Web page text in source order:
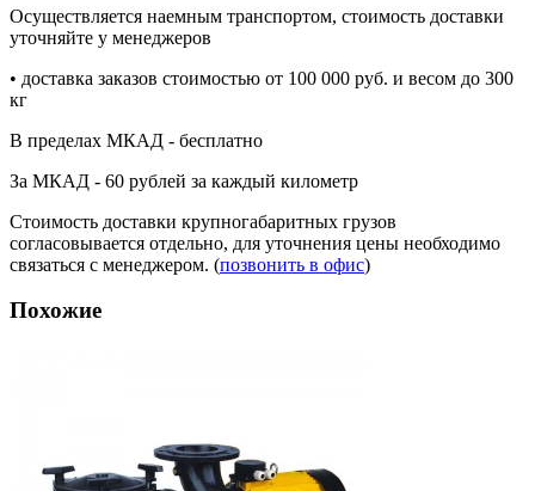
Осуществляется наемным транспортом, стоимость доставки
уточняйте у менеджеров
• доставка заказов стоимостью от 100 000 руб. и весом до 300
кг
В пределах МКАД - бесплатно
За МКАД - 60 рублей за каждый километр
Стоимость доставки крупногабаритных грузов
согласовывается отдельно, для уточнения цены необходимо
связаться с менеджером. (позвонить в офис)
Похожие